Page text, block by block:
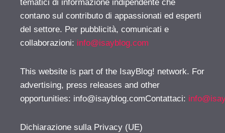
tematici di informazione indipendente che
contano sul contributo di appassionati ed esperti
del settore. Per pubblicità, comunicati e
collaborazioni: info@isayblog.com
This website is part of the IsayBlog! network. For
advertising, press releases and other
opportunities: info@isayblog.comContattaci:
Dichiarazione sulla Privacy (UE)